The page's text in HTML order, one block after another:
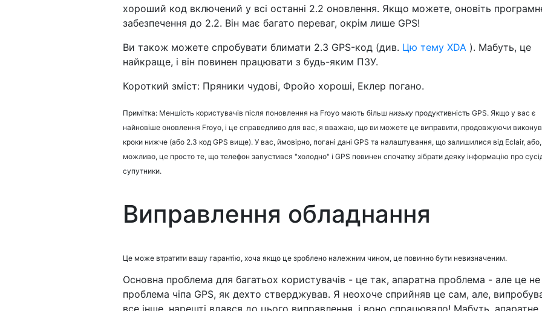
хороший код включений у всі останні 2.2 оновлення. Якщо можете, оновіть
забезпечення до 2.2. Він має багато переваг, окрім лише GPS!
Ви також можете спробувати блимати 2.3 GPS-код (див. Цю тему XDA ). Мабуть, це
найкраще, і він повинен працювати з будь-яким ПЗУ.
Короткий зміст: Пряники чудові, Фройо хороші, Еклер погано.
Примітка: Меншість користувачів після поновлення на Froyo мають більш низьку продуктивність GPS. Якщо у вас є
найновіше оновлення Froyo, і це справедливо для вас, я вважаю, що ви можете це виправити, продовжуючи
кроки нижче (або 2.3 код GPS вище). У вас, ймовірно, погані дані GPS та налаштування, що залишилися від Eclair, або,
можливо, це просто те, що телефон запустився "холодно" і GPS повинен спочатку зібрати деяку інформацію про
супутники.
Виправлення обладнання
Це може втратити вашу гарантію, хоча якщо це зроблено належним чином, це повинно бути невизначеним.
Основна проблема для багатьох користувачів - це так, апаратна проблема - але це не
проблема чіпа GPS, як дехто стверджував. Я неохоче сприйняв це сам, але,
все інше, нарешті вдався до цього виправлення, і воно спрацювало! Мабуть, апаратне